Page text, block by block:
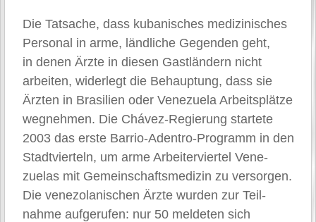
Die Tatsache, dass kubanisches medizinisches
Personal in arme, ländliche Gegenden geht,
in denen Ärzte in diesen Gastländern nicht
arbeiten, widerlegt die Behauptung, dass sie
Ärzten in Brasilien oder Venezuela Arbeitsplätze
wegnehmen. Die Chávez-Regierung startete
2003 das erste Barrio-Adentro-Programm in den
Stadtvierteln, um arme Arbeiterviertel Vene-
zuelas mit Gemeinschaftsmedizin zu versorgen.
Die venezolanischen Ärzte wurden zur Teil-
nahme aufgerufen: nur 50 meldeten sich